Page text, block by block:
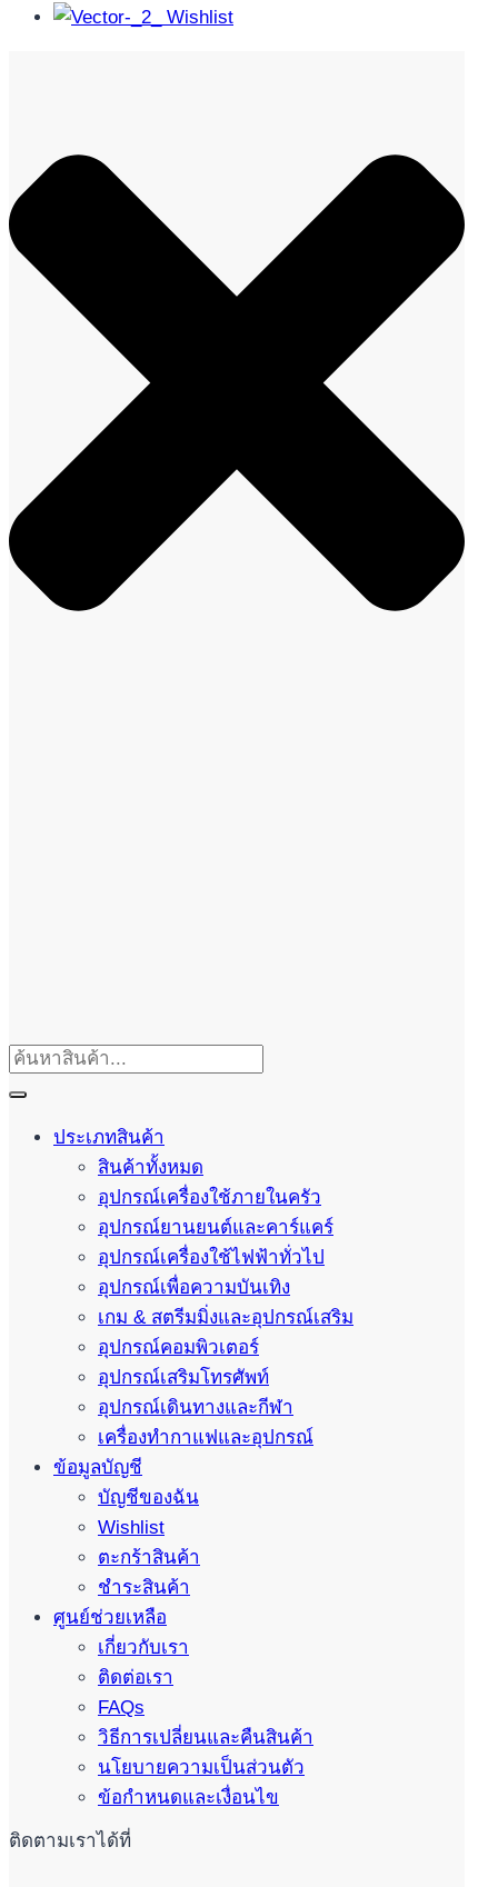
Wishlist
ประเภทสินค้า
สินค้าทั้งหมด
อุปกรณ์เครื่องใช้ภายในครัว
อุปกรณ์ยานยนต์และคาร์แคร์
อุปกรณ์เครื่องใช้ไฟฟ้าทั่วไป
อุปกรณ์เพื่อความบันเทิง
เกม & สตรีมมิ่งและอุปกรณ์เสริม
อุปกรณ์คอมพิวเตอร์
อุปกรณ์เสริมโทรศัพท์
อุปกรณ์เดินทางและกีฬา
เครื่องทำกาแฟและอุปกรณ์
ข้อมูลบัญชี
บัญชีของฉัน
Wishlist
ตะกร้าสินค้า
ชำระสินค้า
ศูนย์ช่วยเหลือ
เกี่ยวกับเรา
ติดต่อเรา
FAQs
วิธีการเปลี่ยนและคืนสินค้า
นโยบายความเป็นส่วนตัว
ข้อกำหนดและเงื่อนไข
ติดตามเราได้ที่